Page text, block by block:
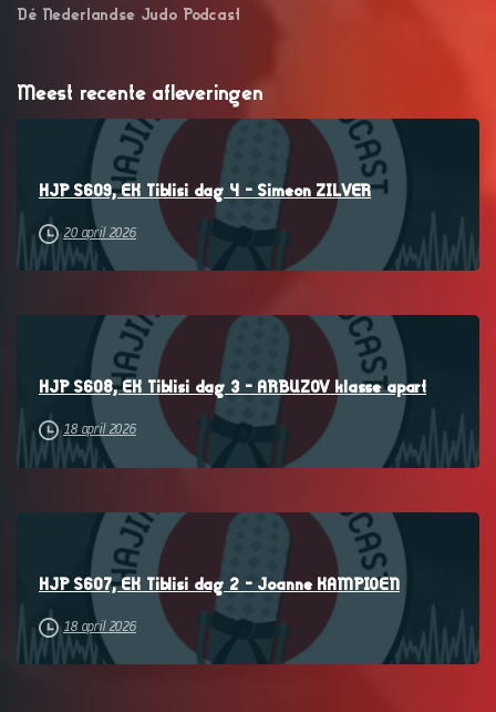
Dé Nederlandse Judo Podcast
Meest recente afleveringen
HJP S609, EK Tiblisi dag 4 – Simeon ZILVER
20 april 2026
HJP S608, EK Tiblisi dag 3 – ARBUZOV klasse apart
18 april 2026
HJP S607, EK Tiblisi dag 2 – Joanne KAMPIOEN
18 april 2026